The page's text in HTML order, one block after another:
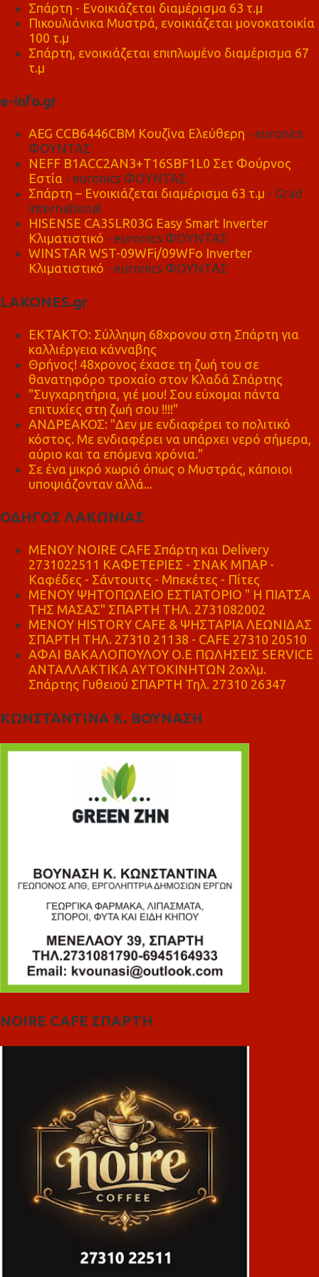
Σπάρτη - Ενοικιάζεται διαμέρισμα 63 τ.μ
Πικουλιάνικα Μυστρά, ενοικιάζεται μονοκατοικία
100 τ.μ
Σπάρτη, ενοικιάζεται επιπλωμένο διαμέρισμα 67
τ.μ
e-info.gr
AEG CCB6446CBM Κουζίνα Ελεύθερη - euronics
ΦΟΥΝΤΑΣ
NEFF B1ACC2AN3+T16SBF1L0 Σετ Φούρνος
Εστία - euronics ΦΟΥΝΤΑΣ
Σπάρτη – Ενοικιάζεται διαμέρισμα 63 τ.μ - Grad
international
HISENSE CA35LR03G Easy Smart Inverter
Κλιματιστικό - euronics ΦΟΥΝΤΑΣ
WINSTAR WST-09WFi/09WFo Inverter
Κλιματιστικό - euronics ΦΟΥΝΤΑΣ
LAKONES.gr
ΕΚΤΑΚΤΟ: Σύλληψη 68χρονου στη Σπάρτη για
καλλιέργεια κάνναβης
Θρήνος! 48χρονος έχασε τη ζωή του σε
θανατηφόρο τροχαίο στον Κλαδά Σπάρτης
"Συγχαρητήρια, γιέ μου! Σου εύχομαι πάντα
επιτυχίες στη ζωή σου !!!!"
ΑΝΔΡΕΑΚΟΣ: "Δεν με ενδιαφέρει το πολιτικό
κόστος. Με ενδιαφέρει να υπάρχει νερό σήμερα,
αύριο και τα επόμενα χρόνια."
Σε ένα μικρό χωριό όπως ο Μυστράς, κάποιοι
υποψιάζονταν αλλά...
ΟΔΗΓΟΣ ΛΑΚΩΝΙΑΣ
MENOY NOIRE CAFE Σπάρτη και Delivery
2731022511 ΚΑΦΕΤΕΡΙΕΣ - ΣΝΑΚ ΜΠΑΡ -
Καφέδες - Σάντουιτς - Μπεκέτες - Πίτες
ΜΕΝΟΥ ΨΗΤΟΠΩΛΕΙΟ ΕΣΤΙΑΤΟΡΙΟ " Η ΠΙΑΤΣΑ
ΤΗΣ ΜΑΣΑΣ" ΣΠΑΡΤΗ ΤΗΛ. 2731082002
ΜΕΝΟΥ HISTORY CAFE & ΨΗΣΤΑΡΙΑ ΛΕΩΝΙΔΑΣ
ΣΠΑΡΤΗ ΤΗΛ. 27310 21138 - CAFE 27310 20510
ΑΦΑΙ ΒΑΚΑΛΟΠΟΥΛΟΥ Ο.Ε ΠΩΛΗΣΕΙΣ SERVICE
ΑΝΤΑΛΛΑΚΤΙΚΑ ΑΥΤΟΚΙΝΗΤΩΝ 2οχλμ.
Σπάρτης Γυθειού ΣΠΑΡΤΗ Τηλ. 27310 26347
ΚΩΝΣΤΑΝΤΙΝΑ Κ. ΒΟΥΝΑΣΗ
NOIRE CAFE ΣΠΑΡΤΗ